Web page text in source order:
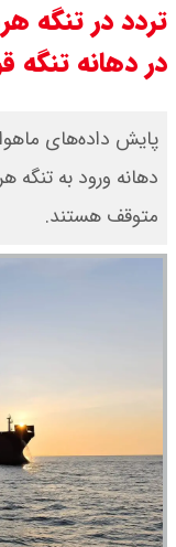
در دهانه تنگه
پایش داده‌های
دهانه ورود به
متوقف هستند.